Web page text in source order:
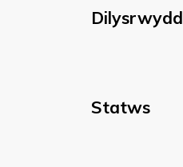
Dilysrwydd
Statws